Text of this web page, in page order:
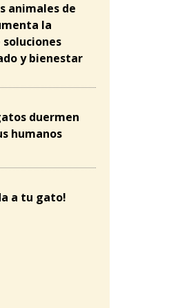
animales de
la
soluciones
y bienestar
duermen
humanos
a tu gato!